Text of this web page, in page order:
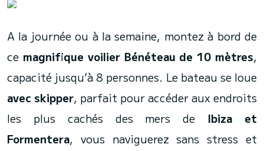
A la journée ou à la semaine, montez à bord de
ce magnifique voilier Bénéteau de 10 mètres,
capacité jusqu’à 8 personnes. Le bateau se loue
avec skipper, parfait pour accéder aux endroits
les plus cachés des mers de Ibiza et
Formentera, vous naviguerez sans stress et